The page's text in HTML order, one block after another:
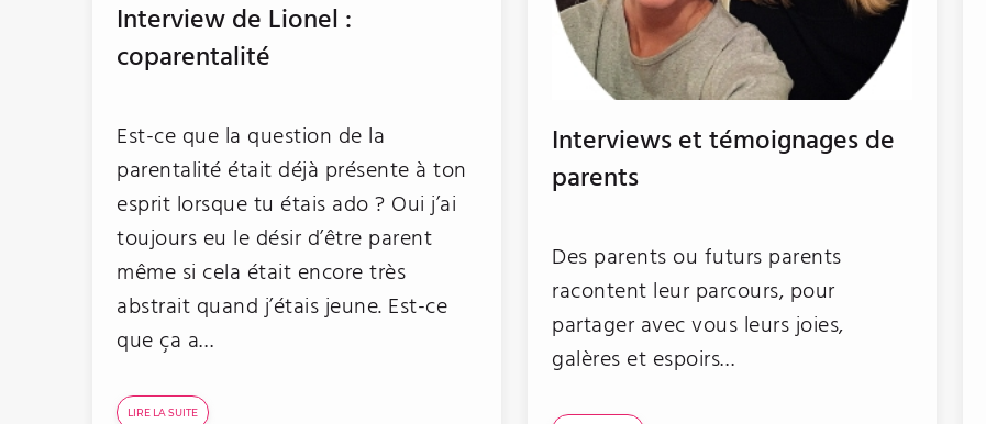
Interview de Lionel :
coparentalité
Est-ce que la question de la
parentalité était déjà présente à ton
esprit lorsque tu étais ado ? Oui j’ai
toujours eu le désir d’être parent
même si cela était encore très
abstrait quand j’étais jeune. Est-ce
que ça a…
LIRE LA SUITE
Interviews et témoignages de
parents
Des parents ou futurs parents
racontent leur parcours, pour
partager avec vous leurs joies,
galères et espoirs…